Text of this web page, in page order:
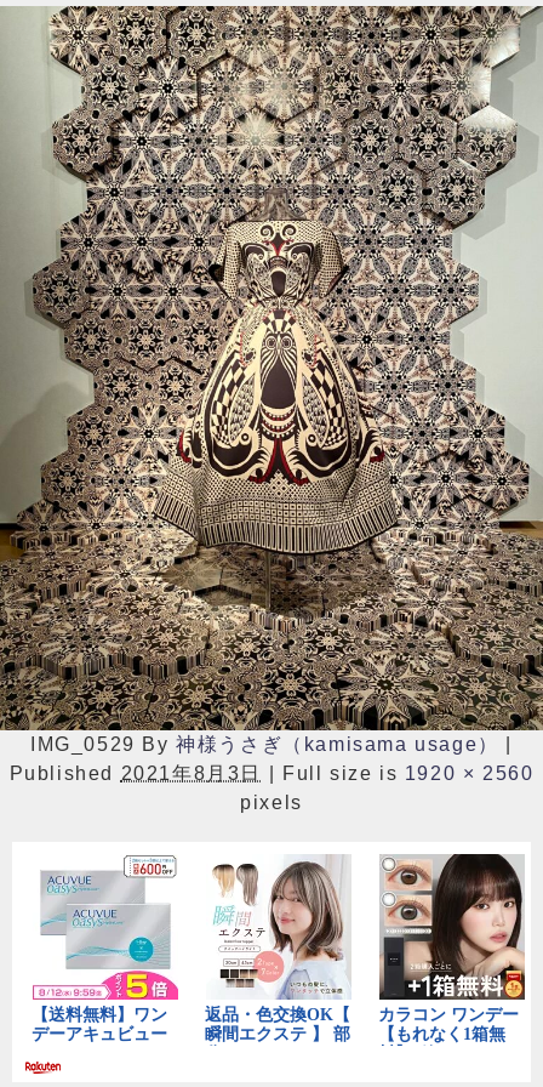
IMG_0529 By 神様うさぎ（kamisama usage）
Published
2021年8月3日 Full size is 1920 × 2560
pixels